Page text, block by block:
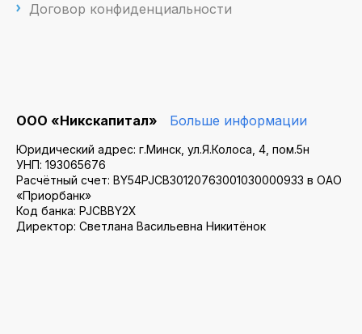
Договор конфиденциальности
ООО «Никскапитал» Больше информации
Юридический адрес: г.Минск, ул.Я.Колоса, 4, пом.5н
УНП: 193065676
Расчётный счет: BY54PJCB30120763001030000933 в ОАО
«Приорбанк»
Код банка: PJCBBY2X
Директор: Светлана Васильевна Никитёнок